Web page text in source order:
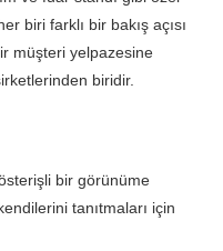
biri farklı bir bakış açısı
müşteri yelpazesine
biridir.
bir görünüme
tanıtmaları için